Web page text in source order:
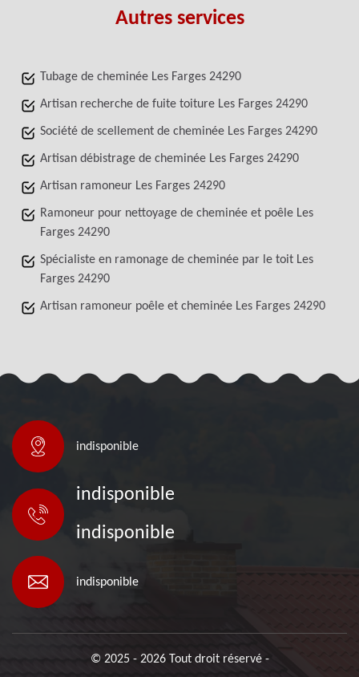
Autres services
Tubage de cheminée Les Farges 24290
Artisan recherche de fuite toiture Les Farges 24290
Société de scellement de cheminée Les Farges 24290
Artisan débistrage de cheminée Les Farges 24290
Artisan ramoneur Les Farges 24290
Ramoneur pour nettoyage de cheminée et poêle Les
Farges 24290
Spécialiste en ramonage de cheminée par le toit Les
Farges 24290
Artisan ramoneur poêle et cheminée Les Farges 24290
indisponible
indisponible
indisponible
indisponible
© 2025 - 2026 Tout droit réservé -